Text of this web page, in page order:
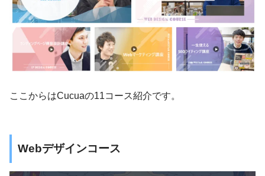
ここからはCucuaの11コース紹介です。
Webデザインコース